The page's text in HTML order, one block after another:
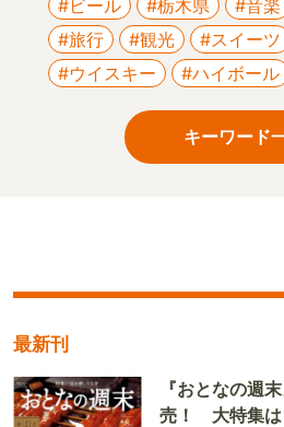
#ビール #栃木県 #音楽
#旅行
#観光 #スイーツ
#ウイスキー
#ハイボール
キーワード
最新刊
『おとなの週
売！ 大特集は